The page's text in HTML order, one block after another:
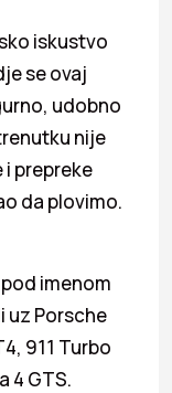
iskustvo
se ovaj
udobno
nije
prepreke
da plovimo.
imenom
uz Porsche
911 Turbo
4 GTS.